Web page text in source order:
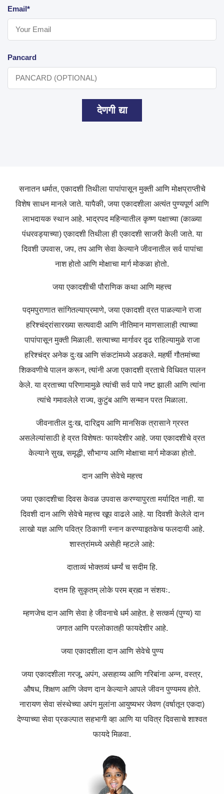
Email*
Pancard
देणगी द्या
सनातन धर्मात, एकादशी तिथीला पापांपासून मुक्ती आणि मोक्षप्राप्तीचे
विशेष साधन मानले जाते. यापैकी, जया एकादशीला अत्यंत पुण्यपूर्ण आणि
लाभदायक स्थान आहे. भाद्रपद महिन्यातील कृष्ण पक्षाच्या (काळ्या
पंधरवड्याच्या) एकादशी तिथीला ही एकादशी साजरी केली जाते. या
दिवशी उपवास, जप, तप आणि सेवा केल्याने जीवनातील सर्व पापांचा
नाश होतो आणि मोक्षाचा मार्ग मोकळा होतो.
जया एकादशीची पौराणिक कथा आणि महत्त्व
पद्मपुराणात सांगितल्याप्रमाणे, जया एकादशी व्रत पाळल्याने राजा
हरिश्चंद्रांसारख्या सत्यवादी आणि नीतिमान माणसालाही त्याच्या
पापांपासून मुक्ती मिळाली. सत्याच्या मार्गावर दृढ राहिल्यामुळे राजा
हरिश्चंद्र अनेक दुःख आणि संकटांमध्ये अडकले. महर्षी गौतमांच्या
शिकवणीचे पालन करून, त्यांनी अजा एकादशी व्रताचे विधिवत पालन
केले. या व्रताच्या परिणामामुळे त्यांची सर्व पापे नष्ट झाली आणि त्यांना
त्यांचे गमावलेले राज्य, कुटुंब आणि सन्मान परत मिळाला.
जीवनातील दुःख, दारिद्र्य आणि मानसिक त्रासाने ग्रस्त
असलेल्यांसाठी हे व्रत विशेषतः फायदेशीर आहे. जया एकादशीचे व्रत
केल्याने सुख, समृद्धी, सौभाग्य आणि मोक्षाचा मार्ग मोकळा होतो.
दान आणि सेवेचे महत्त्व
जया एकादशीचा दिवस केवळ उपवास करण्यापुरता मर्यादित नाही. या
दिवशी दान आणि सेवेचे महत्त्व खूप वाढले आहे. या दिवशी केलेले दान
लाखो यज्ञ आणि पवित्र ठिकाणी स्नान करण्याइतकेच फलदायी आहे.
शास्त्रांमध्ये असेही म्हटले आहे:
दाताव्यं भोक्तव्यं धर्म्यं च सदीम हि.
दत्तम हि सुकृतम् लोके परम ब्रह्म न संशयः.
म्हणजेच दान आणि सेवा हे जीवनाचे धर्म आहेत. हे सत्कर्म (पुण्य) या
जगात आणि परलोकातही फायदेशीर आहे.
जया एकादशीला दान आणि सेवेचे पुण्य
जया एकादशीला गरजू, अपंग, असहाय्य आणि गरिबांना अन्न, वस्त्र,
औषध, शिक्षण आणि जेवण दान केल्याने आपले जीवन पुण्यमय होते.
नारायण सेवा संस्थेच्या अपंग मुलांना आयुष्यभर जेवण (वर्षातून एकदा)
देण्याच्या सेवा प्रकल्पात सहभागी व्हा आणि या पवित्र दिवसाचे शाश्वत
फायदे मिळवा.